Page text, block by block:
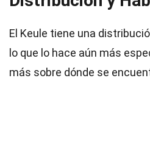
El Keule tiene una
lo que lo hace aún más
más sobre dónde se